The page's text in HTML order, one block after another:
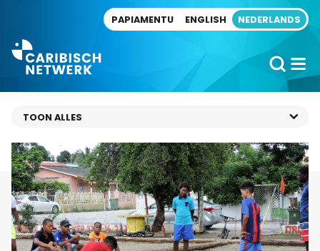
PAPIAMENTU ENGLISH NEDERLANDS